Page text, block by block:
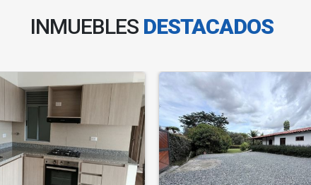
INMUEBLES DESTACADOS